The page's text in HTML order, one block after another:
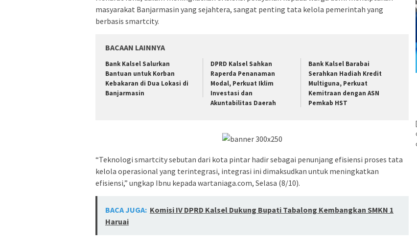
masyarakat Banjarmasin yang sejahtera, sangat penting tata kelola pemerintah yang
berbasis smartcity.
BACAAN LAINNYA
Bank Kalsel Salurkan
Bantuan untuk Korban
Kebakaran di Dua Lokasi di
Banjarmasin
DPRD Kalsel Sahkan
Raperda Penanaman
Modal, Perkuat Iklim
Investasi dan
Akuntabilitas Daerah
Bank Kalsel Barabai
Serahkan Hadiah Kredit
Multiguna, Perkuat
Kemitraan dengan ASN
Pemkab HST
“Teknologi smartcity sebutan dari kota pintar hadir sebagai penunjang efisiensi proses tata
kelola operasional yang terintegrasi, integrasi ini dimaksudkan untuk meningkatkan
efisiensi,” ungkap Ibnu kepada wartaniaga.com, Selasa (8/10).
BACA JUGA: Komisi IV DPRD Kalsel Dukung Bupati Tabalong Kembangkan SMKN 1
Haruai